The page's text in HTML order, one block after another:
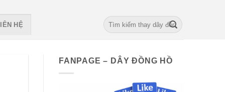
HỆ
Search
for:
FANPAGE – DÂY ĐỒNG HỒ